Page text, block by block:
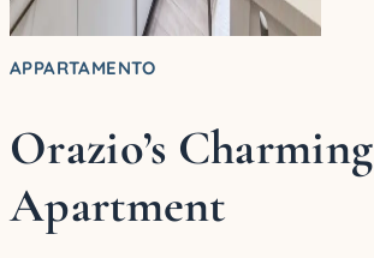
APPARTAMENTO
Orazio’s Charming
Apartment